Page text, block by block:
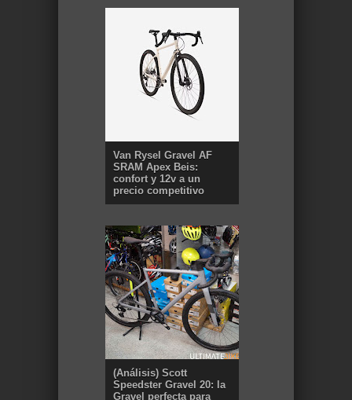
Van Rysel Gravel AF
SRAM Apex Beis:
confort y 12v a un
precio competitivo
(Análisis) Scott
Speedster Gravel 20: la
Gravel perfecta para